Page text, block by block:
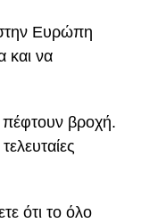
στην Ευρώπη
και να
πέφτουν βροχή.
ότι το όλο